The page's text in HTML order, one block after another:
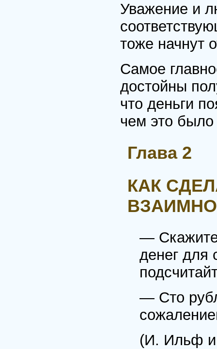
Уважение и
тоже начнут
Самое
достойны
что деньги
чем это
Глава 2
КАК
—
денег для
— Сто
(И. Ильф и